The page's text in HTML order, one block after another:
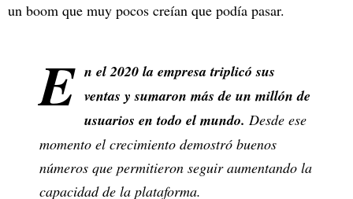
un boom que muy pocos creían que podía pasar.
E n el 2020 la empresa triplicó sus
ventas y sumaron más de un millón de
usuarios en todo el mundo. Desde ese
momento el crecimiento demostró buenos
números que permitieron seguir aumentando la
capacidad de la plataforma.